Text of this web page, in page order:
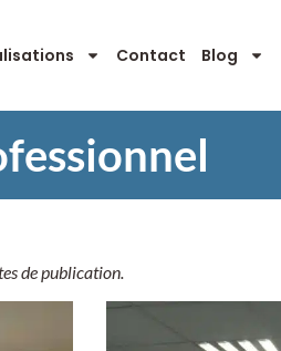
Contact Blog
de publication.